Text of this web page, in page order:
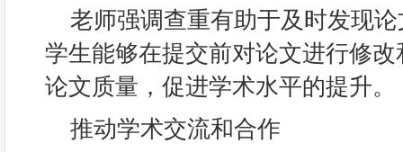
老师强调查重有助于及时发现
学生能够在提交前对论文进行修
论文质量，促进学术水平的提升。
推动学术交流和合作